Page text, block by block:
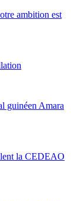
ambition est
guinéen Amara
la CEDEAO